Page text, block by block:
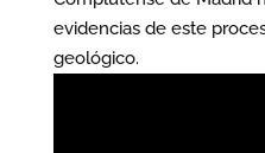
evidencias de este
geológico.